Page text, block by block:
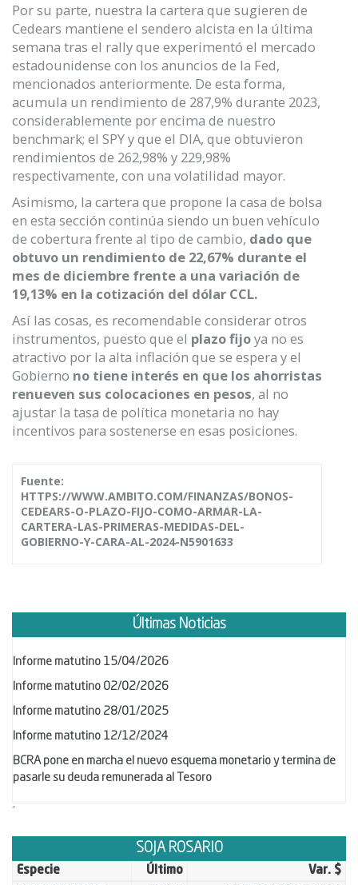
Por su parte, nuestra la cartera que sugieren de
Cedears mantiene el sendero alcista en la última
semana tras el rally que experimentó el mercado
estadounidense con los anuncios de la Fed,
mencionados anteriormente. De esta forma,
acumula un rendimiento de 287,9% durante 2023,
considerablemente por encima de nuestro
benchmark; el SPY y que el DIA, que obtuvieron
rendimientos de 262,98% y 229,98%
respectivamente, con una volatilidad mayor.
Asimismo, la cartera que propone la casa de bolsa
en esta sección continúa siendo un buen vehículo
de cobertura frente al tipo de cambio, dado que
obtuvo un rendimiento de 22,67% durante el
mes de diciembre frente a una variación de
19,13% en la cotización del dólar CCL.
Así las cosas, es recomendable considerar otros
instrumentos, puesto que el plazo fijoya no es
atractivo por la alta inflación que se espera y el
Gobierno no tiene interés en que los ahorristas
renueven sus colocaciones en pesos, al no
ajustar la tasa de política monetaria no hay
incentivos para sostenerse en esas posiciones.
Fuente:
HTTPS://WWW.AMBITO.COM/FINANZAS/BONOS-
CEDEARS-O-PLAZO-FIJO-COMO-ARMAR-LA-
CARTERA-LAS-PRIMERAS-MEDIDAS-DEL-
GOBIERNO-Y-CARA-AL-2024-N5901633
Últimas Noticias
Informe matutino 15/04/2026
Informe matutino 02/02/2026
Informe matutino 28/01/2025
Informe matutino 12/12/2024
BCRA pone en marcha el nuevo esquema monetario y termina de
pasarle su deuda remunerada al Tesoro
"
SOJA ROSARIO
Especie Último
Var. $